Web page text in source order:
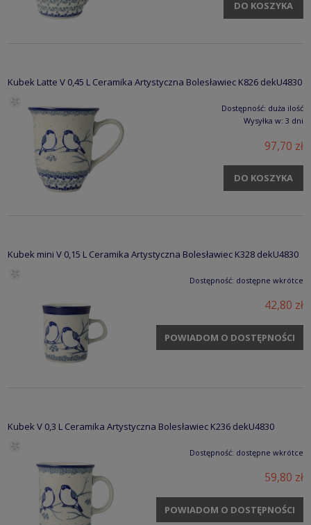
DO KOSZYKA
Kubek Latte V 0,45 L Ceramika Artystyczna Bolesławiec K826 dekU4830
Dostępność: duża ilość
Wysyłka w: 3 dni
97,70 zł
DO KOSZYKA
Kubek mini V 0,15 L Ceramika Artystyczna Bolesławiec K328 dekU4830
Dostępność: dostępne wkrótce
42,80 zł
POWIADOM O DOSTĘPNOŚCI
Kubek V 0,3 L Ceramika Artystyczna Bolesławiec K236 dekU4830
Dostępność: dostępne wkrótce
59,80 zł
POWIADOM O DOSTĘPNOŚCI